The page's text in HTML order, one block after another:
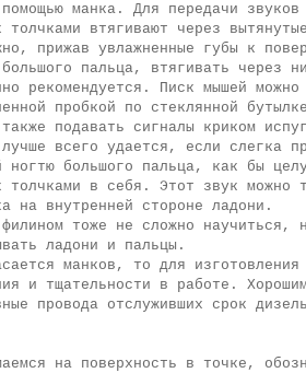
манка. Для передачи
толчками втягивают через
прижав увлажненные губы к
пальца, втягивать через
рекомендуется. Писк мышей
пробкой по стеклянной
подавать сигналы криком
всего удается, если слегка
ногтю большого пальца, как бы
толчками в себя. Этот звук можно
на внутренней стороне ладони.
тоже не сложно научиться,
ладони и пальцы.
манков, то для
и тщательности в работе.
провода отслуживших срок
на поверхность в точке,